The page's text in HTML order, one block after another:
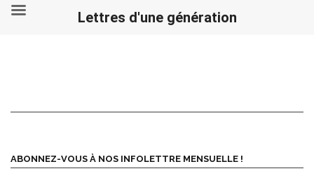
ABONNEZ-VOUS À NOS INFOLETTRE MENSUELLE !
Lettres d'une génération